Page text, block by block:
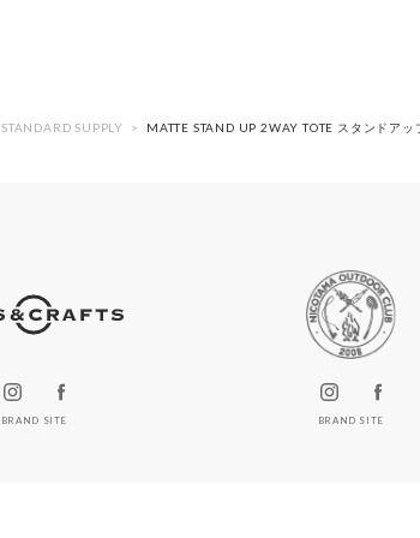
STANDARD SUPPLY MATTE STAND UP 2WAY TOTE スタンドアッ
BRAND SITE BRAND SITE